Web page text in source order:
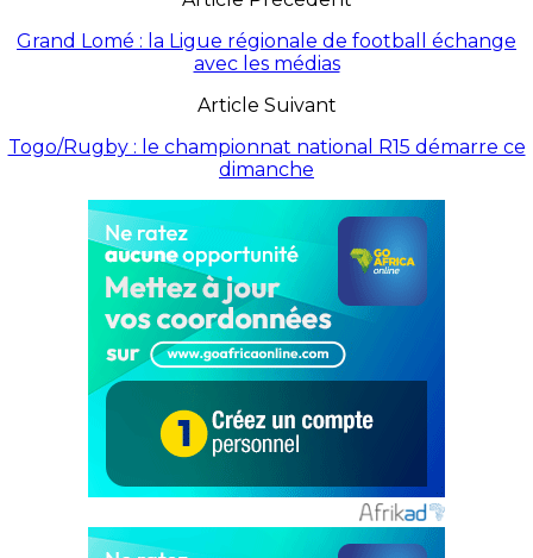
Grand Lomé : la Ligue régionale de football échange
avec les médias
Article Suivant
Togo/Rugby : le championnat national R15 démarre ce
dimanche